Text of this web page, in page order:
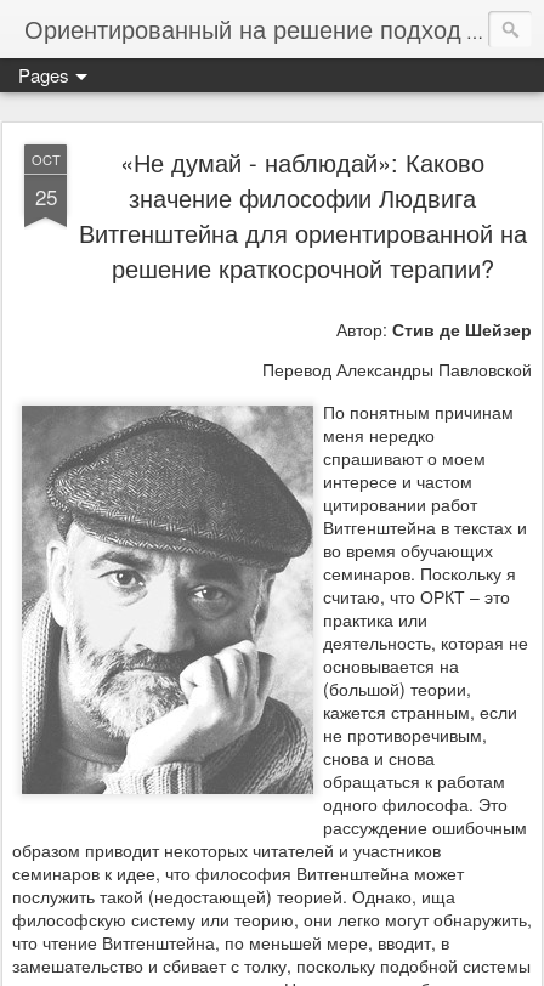
Ориентированный на решение подход Фокус
Pages
OCT
25
«Не думай - наблюдай»: Каково
значение философии Людвига
Витгенштейна для ориентированной на
решение краткосрочной терапии?
Автор: Стив де Шейзер
Перевод Александры Павловской
По понятным причинам
меня нередко
спрашивают о моем
интересе и частом
цитировании работ
Витгенштейна в текстах и
во время обучающих
семинаров. Поскольку я
считаю, что ОРКТ – это
практика или
деятельность, которая не
основывается на
(большой) теории,
кажется странным, если
не противоречивым,
снова и снова
обращаться к работам
одного философа. Это
рассуждение ошибочным
образом приводит некоторых читателей и участников
семинаров к идее, что философия Витгенштейна может
послужить такой (недостающей) теорией. Однако, ища
философскую систему или теорию, они легко могут обнаружить,
что чтение Витгенштейна, по меньшей мере, вводит, в
замешательство и сбивает с толку, поскольку подобной системы